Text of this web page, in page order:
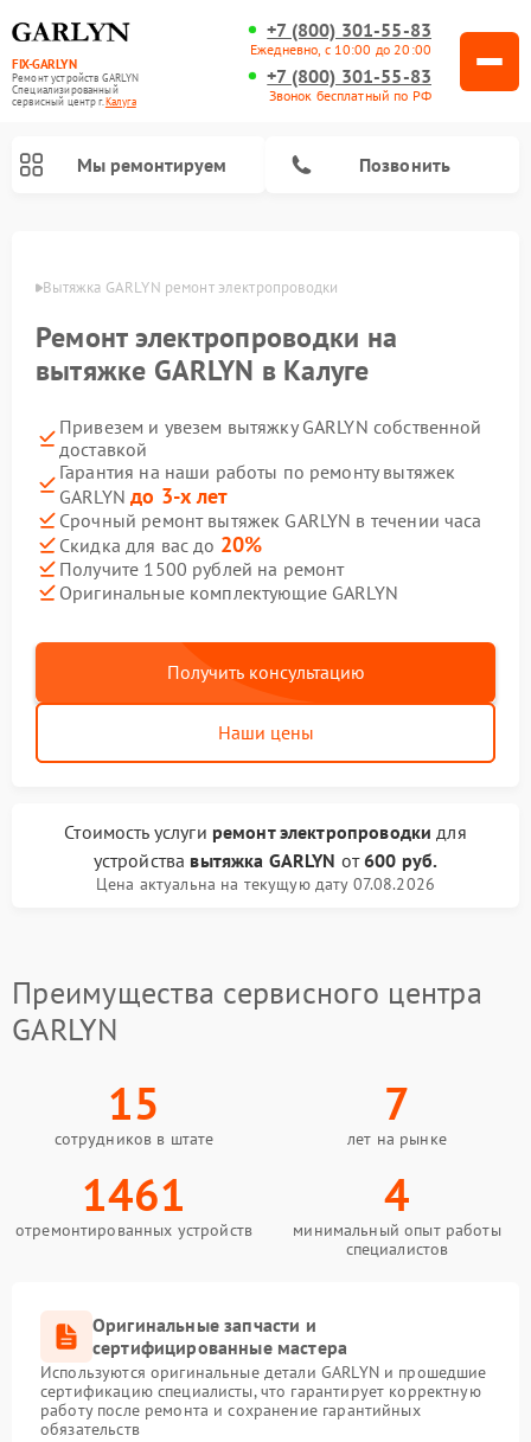
FIX-GARLYN
Ремонт устройств GARLYN
Специализированный
cервисный центр г.Калуга
+7 (800) 301-55-83
Ежедневно, с 10:00 до 20:00
+7 (800) 301-55-83
Звонок бесплатный по РФ
Мы ремонтируем Позвонить
Вытяжка GARLYN ремонт электропроводки
Ремонт электропроводки на
вытяжке GARLYN в Калуге
Привезем и увезем вытяжку GARLYN собственной
доставкой
Гарантия на наши работы по ремонту вытяжек
GARLYNдо 3-х лет
Срочный ремонт вытяжек GARLYN в течении часа
Скидка для вас до 20%
Получите 1500 рублей на ремонт
Оригинальные комплектующие GARLYN
Получить консультацию
Наши цены
Стоимость услуги ремонт электропроводки для
устройства вытяжка GARLYN от600 руб.
Цена актуальна на текущую дату 07.08.2026
Преимущества сервисного центра
GARLYN
15
сотрудников в штате
7
лет на рынке
1461
отремонтированных устройств
4
минимальный опыт работы
специалистов
Оригинальные запчасти и
сертифицированные мастера
Используются оригинальные детали GARLYN и прошедшие
сертификацию специалисты, что гарантирует корректную
работу после ремонта и сохранение гарантийных
обязательств